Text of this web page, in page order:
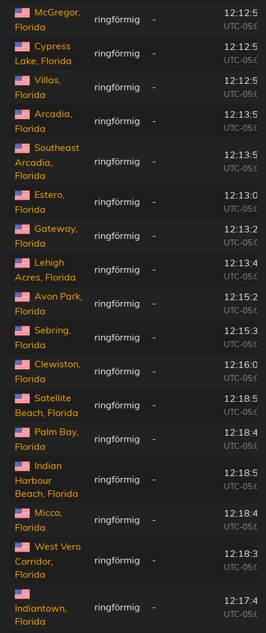
McGregor,
Florida
ringförmig -
12:12:51
UTC-05:00
Cypress
Lake, Florida
ringförmig -
12:12:52
UTC-05:00
Villas,
Florida
ringförmig -
12:12:58
UTC-05:00
Arcadia,
Florida
ringförmig -
12:13:55
UTC-05:00
Southeast
Arcadia,
Florida
ringförmig -
12:13:53
UTC-05:00
Estero,
Florida
ringförmig -
12:13:00
UTC-05:00
Gateway,
Florida
ringförmig -
12:13:22
UTC-05:00
Lehigh
Acres, Florida
ringförmig -
12:13:48
UTC-05:00
Avon Park,
Florida
ringförmig -
12:15:27
UTC-05:00
Sebring,
Florida
ringförmig -
12:15:31
UTC-05:00
Clewiston,
Florida
ringförmig -
12:16:03
UTC-05:00
Satellite
Beach, Florida
ringförmig -
12:18:54
UTC-05:00
Palm Bay,
Florida
ringförmig -
12:18:43
UTC-05:00
Indian
Harbour
Beach, Florida
ringförmig -
12:18:52
UTC-05:00
Micco,
Florida
ringförmig -
12:18:48
UTC-05:00
West Vero
Corridor,
Florida
ringförmig -
12:18:32
UTC-05:00
Indiantown,
Florida
ringförmig -
12:17:46
UTC-05:00